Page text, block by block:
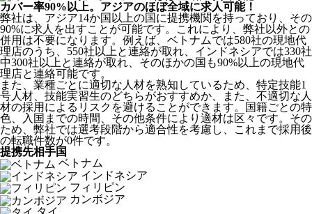
カバー率90%以上。アジアのほぼ全域に求人可能！
弊社は、 アジア14か国以上の国に提携機関を持っており、その
90%に求人を出すことが可能です。これにより、弊社以外との
併用は不要になります。例えば、ベトナムでは580社の現地代
理店のうち、550社以上と連絡が取れ、インドネシアでは330社
中300社以上と連絡が取れ、そのほかの国も90%以上の現地代
理店と連絡可能です。
また、業種ごとに適切な人材を熟知しているため、特定技能1
号人材、技能実習生のどちらがおすすめか、また、不適切な人
材の採用によるリスクを避けることができます。国籍ごとの特
色、入国までの時間、その他条件により適材は区々です。その
ため、弊社では選考段階から適合性を考慮し、これまで採用後
の転職件数が0件です。
提携先相手国
ベトナム
インドネシア
フィリピン
カンボジア
タイ